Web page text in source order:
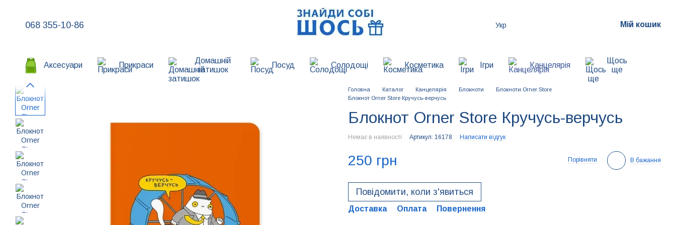
068 355-10-86 Укр Мій кошик
Аксесуари Прикраси
Домашній
затишок
Посуд Солодощі Косметика Ігри Канцелярія
Щось
ще
Головна Каталог Канцелярія Блокноти
Блокноти Orner Store
Блокнот Orner Store Кручусь-верчусь
Блокнот Orner Store Кручусь-верчусь
Немає в наявності Артикул: 16178 Написати відгук
250 грн Порівняти В бажання
Повідомити, коли з'явиться
Доставка Оплата Повернення